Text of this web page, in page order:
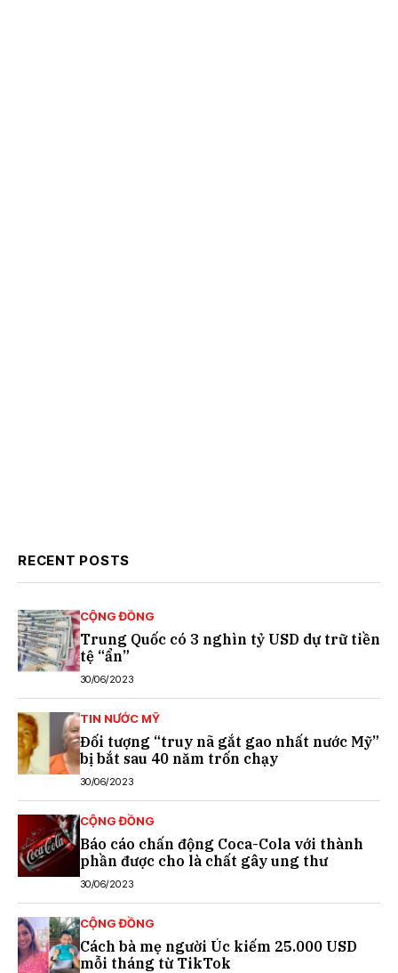
RECENT POSTS
CỘNG ĐỒNG
Trung Quốc có 3 nghìn tỷ USD dự trữ tiền
tệ “ẩn”
30/06/2023
TIN NƯỚC MỸ
Đối tượng “truy nã gắt gao nhất nước Mỹ”
bị bắt sau 40 năm trốn chạy
30/06/2023
CỘNG ĐỒNG
Báo cáo chấn động Coca-Cola với thành
phần được cho là chất gây ung thư
30/06/2023
CỘNG ĐỒNG
Cách bà mẹ người Úc kiếm 25.000 USD
mỗi tháng từ TikTok